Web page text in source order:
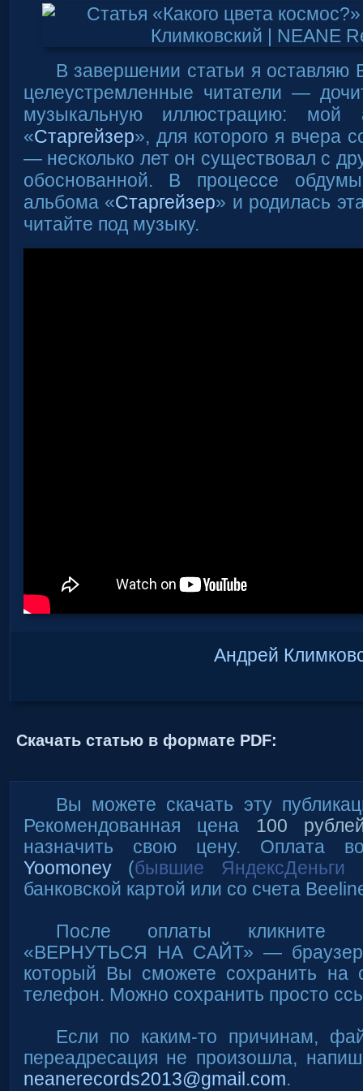
В завершении статьи я оставляю
целеустремленные читатели —
музыкальную иллюстрацию: мой
«Старгейзер», для которого я вчера
— несколько лет он существовал с
обоснованной. В процессе
альбома «Старгейзер» и родилась
читайте под музыку.
Андрей
Скачать статью в формате PDF:
Вы можете скачать эту
Рекомендованная цена 100
назначить свою цену. Оплата
Yoomoney(бывшие
банковской картой или со счета
После оплаты кликните
«ВЕРНУТЬСЯ НА САЙТ» — браузер
который Вы сможете сохранить на
телефон. Можно сохранить просто
Если по каким-то причинам,
переадресация не произошла,
neanerecords2013@gmail.com.